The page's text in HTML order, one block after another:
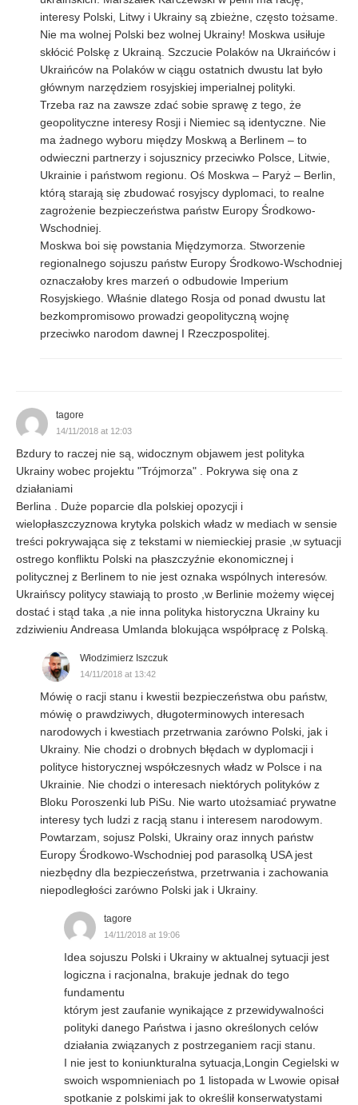
interesy Polski, Litwy i Ukrainy są zbieżne, często tożsame.
Nie ma wolnej Polski bez wolnej Ukrainy! Moskwa usiłuje
skłócić Polskę z Ukrainą. Szczucie Polaków na Ukraińców i
Ukraińców na Polaków w ciągu ostatnich dwustu lat było
głównym narzędziem rosyjskiej imperialnej polityki.
Trzeba raz na zawsze zdać sobie sprawę z tego, że
geopolityczne interesy Rosji i Niemiec są identyczne. Nie
ma żadnego wyboru między Moskwą a Berlinem – to
odwieczni partnerzy i sojusznicy przeciwko Polsce, Litwie,
Ukrainie i państwom regionu. Oś Moskwa – Paryż – Berlin,
którą starają się zbudować rosyjscy dyplomaci, to realne
zagrożenie bezpieczeństwa państw Europy Środkowo-
Wschodniej.
Moskwa boi się powstania Międzymorza. Stworzenie
regionalnego sojuszu państw Europy Środkowo-Wschodniej
oznaczałoby kres marzeń o odbudowie Imperium
Rosyjskiego. Właśnie dlatego Rosja od ponad dwustu lat
bezkompromisowo prowadzi geopolityczną wojnę
przeciwko narodom dawnej I Rzeczpospolitej.
tagore
14/11/2018 at 12:03
Bzdury to raczej nie są, widocznym objawem jest polityka
Ukrainy wobec projektu "Trójmorza" . Pokrywa się ona z
działaniami
Berlina . Duże poparcie dla polskiej opozycji i
wielopłaszczyznowa krytyka polskich władz w mediach w sensie
treści pokrywająca się z tekstami w niemieckiej prasie ,w sytuacji
ostrego konfliktu Polski na płaszczyźnie ekonomicznej i
politycznej z Berlinem to nie jest oznaka wspólnych interesów.
Ukraińscy politycy stawiają to prosto ,w Berlinie możemy więcej
dostać i stąd taka ,a nie inna polityka historyczna Ukrainy ku
zdziwieniu Andreasa Umlanda blokująca współpracę z Polską.
Włodzimierz Iszczuk
14/11/2018 at 13:42
Mówię o racji stanu i kwestii bezpieczeństwa obu państw,
mówię o prawdziwych, długoterminowych interesach
narodowych i kwestiach przetrwania zarówno Polski, jak i
Ukrainy. Nie chodzi o drobnych błędach w dyplomacji i
polityce historycznej współczesnych władz w Polsce i na
Ukrainie. Nie chodzi o interesach niektórych polityków z
Bloku Poroszenki lub PiSu. Nie warto utożsamiać prywatne
interesy tych ludzi z racją stanu i interesem narodowym.
Powtarzam, sojusz Polski, Ukrainy oraz innych państw
Europy Środkowo-Wschodniej pod parasolką USA jest
niezbędny dla bezpieczeństwa, przetrwania i zachowania
niepodległości zarówno Polski jak i Ukrainy.
tagore
14/11/2018 at 19:06
Idea sojuszu Polski i Ukrainy w aktualnej sytuacji jest
logiczna i racjonalna, brakuje jednak do tego
fundamentu
którym jest zaufanie wynikające z przewidywalności
polityki danego Państwa i jasno określonych celów
działania związanych z postrzeganiem racji stanu.
I nie jest to koniunkturalna sytuacja,Longin Cegielski w
swoich wspomnieniach po 1 listopada w Lwowie opisał
spotkanie z polskimi jak to określił konserwatystami